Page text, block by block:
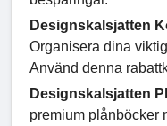
Designskalsjatten
Organisera dina
Använd denna
Designskalsjatten
premium plånböcker